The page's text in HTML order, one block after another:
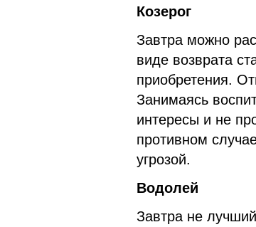
Козерог
Завтра можно
виде возврата
приобретения.
Занимаясь
интересы и не
противном
угрозой.
Водолей
Завтра не